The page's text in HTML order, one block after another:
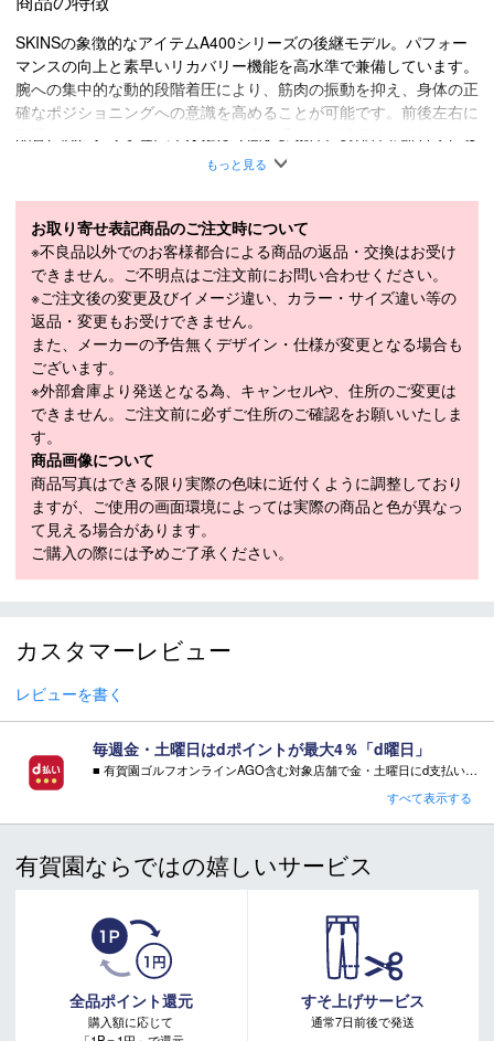
SKINSの象徴的なアイテムA400シリーズの後継モデル。パフォー
マンスの向上と素早いリカバリー機能を高水準で兼備しています。
腕への集中的な動的段階着圧により、筋肉の振動を抑え、身体の正
確なポジショニングへの意識を高めることが可能です。前後左右に
配置されたメッシュパネルにより高い通気性と透湿性を維持できま
・陸上競技場
・ロングランとショートラン
・筋力トレーニング
・ジム など
原産国：マダガスカル
SPECIFICATION
モデル
18121310-098
素材
カラー
ネイビー(098)
メーカー公表サ
イズまたは実寸
サイズ（cm）
44S、46M、48L、50XL、52XXL
・「サイズ目安」は実寸サイズとは異なり、衣類未着用時の身体サ
てサイズ選びの目安としてください。
・「実寸サイズ」は仕上がりサイズです。サイズ目安とは異なりま
す。また、個体差による若干の誤差があります。
■ご注文の際の注意点
※不良品以外でのお客様都合による商品の返品・交換はお受け
できません。ご不明点はご注文前にお問い合わせください。
返品・変更もお受けできません。
また、メーカーの予告無くデザイン・仕様が変更となる場
合もございます。
※外部倉庫より発送となる為、キャンセルや、住所のご変更は
できません。ご注文前に必ずご住所のご確認をお願いいたし
もっと見る
お取り寄せ表記商品のご注文時について
※不良品以外でのお客様都合による商品の返品・交換はお受け
できません。ご不明点はご注文前にお問い合わせください。
※ご注文後の変更及びイメージ違い、カラー・サイズ違い等の
返品・変更もお受けできません。
また、メーカーの予告無くデザイン・仕様が変更となる場合も
ございます。
※外部倉庫より発送となる為、キャンセルや、住所のご変更は
できません。ご注文前に必ずご住所のご確認をお願いいたしま
す。
商品画像について
商品写真はできる限り実際の色味に近付くように調整しており
ますが、ご使用の画面環境によっては実際の商品と色が異なっ
て見える場合があります。
ご購入の際には予めご了承ください。
カスタマーレビュー
レビューを書く
毎週金・土曜日はdポイントが最大4％「d曜日」
■ 有賀園ゴルフオンラインAGO含む対象店舗で金・土曜日にd支払いをすると
■ キャンペーン期間：毎週 金・土曜日 AM 0:00 - PM 23:59
注意事項：
・有賀園ポイントの獲得には別途ログイン/新規登録が必要です。
・本特典は予告なく変更・中止させて頂く場合があります。
・本キャンペーンの特典を受ける場合、ドコモ専用ページでエントリーが必要です。
詳しくはこちらをご確認ください。
キャンペーンページ
すべて表示する
有賀園ならではの嬉しいサービス
全品ポイント還元
購入額に応じて
すそ上げサービス
通常7日前後で発送